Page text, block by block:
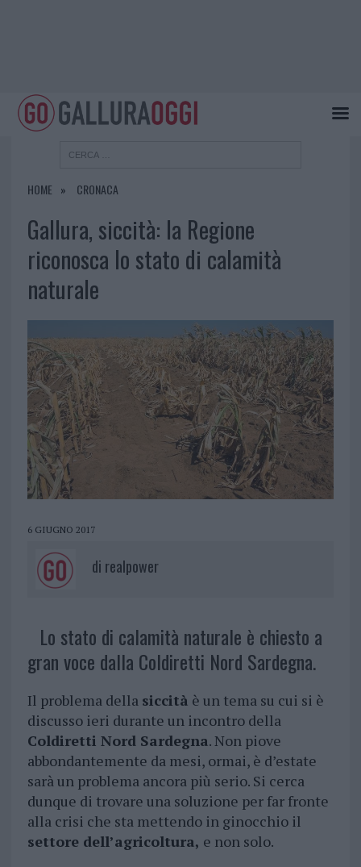
HOME CRONACA
Gallura, siccità: la Regione
riconosca lo stato di calamità
naturale
6 GIUGNO 2017
di realpower
Lo stato di calamità naturale è chiesto a
gran voce dalla Coldiretti Nord Sardegna.
Il problema della siccità è un tema su cui si è
discusso ieri durante un incontro della
Coldiretti Nord Sardegna. Non piove
abbondantemente da mesi, ormai, è d’estate
sarà un problema ancora più serio. Si cerca
dunque di trovare una soluzione per far fronte
alla crisi che sta mettendo in ginocchio il
settore dell’agricoltura, e non solo.